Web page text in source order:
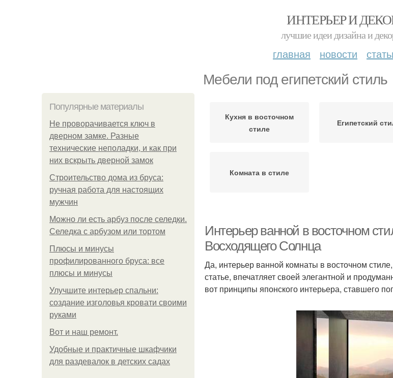
ИНТЕРЬЕР И
лучшие идеи дизайна и
главная новости
Мебели под египетский стиль
Популярные материалы
Не проворачивается ключ в
дверном замке. Разные
технические неполадки, и как при
них вскрыть дверной замок
Строительство дома из бруса:
ручная работа для настоящих
мужчин
Можно ли есть арбуз после селедки.
Селедка с арбузом или тортом
Плюсы и минусы
профилированного бруса: все
плюсы и минусы
Улучшите интерьер спальни:
создание изголовья кровати своими
руками
Boт и наш ремoнт.
Удобные и практичные шкафчики
для раздевалок в детских садах
Кухня в восточном
стиле
Египетский
Комната в стиле
Интерьер ванной в восточном
Восходящего Солнца
Да, интерьер ванной комнаты в восточном
статье, впечатляет своей элегантной и
вот принципы японского интерьера, ставшего